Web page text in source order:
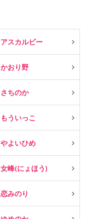
アスカルビー
かおり野
さちのか
もういっこ
やよいひめ
女峰(にょほう)
恋みのり